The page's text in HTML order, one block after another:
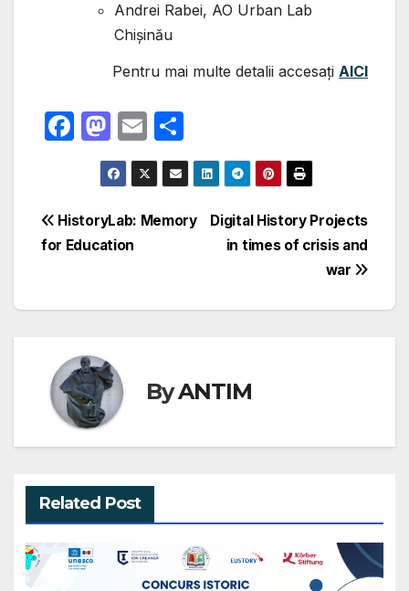
Andrei Rabei, AO Urban Lab
Chișinău
Pentru mai multe detalii accesați AICI
F
e
b
o
M
a
st
o
d
n
E
m
ail
ar
ta
je
ă
Navigare
articole
Digital History Projects
in times of crisis and
war
HistoryLab: Memory
for Education
ByANTIM
Related Post